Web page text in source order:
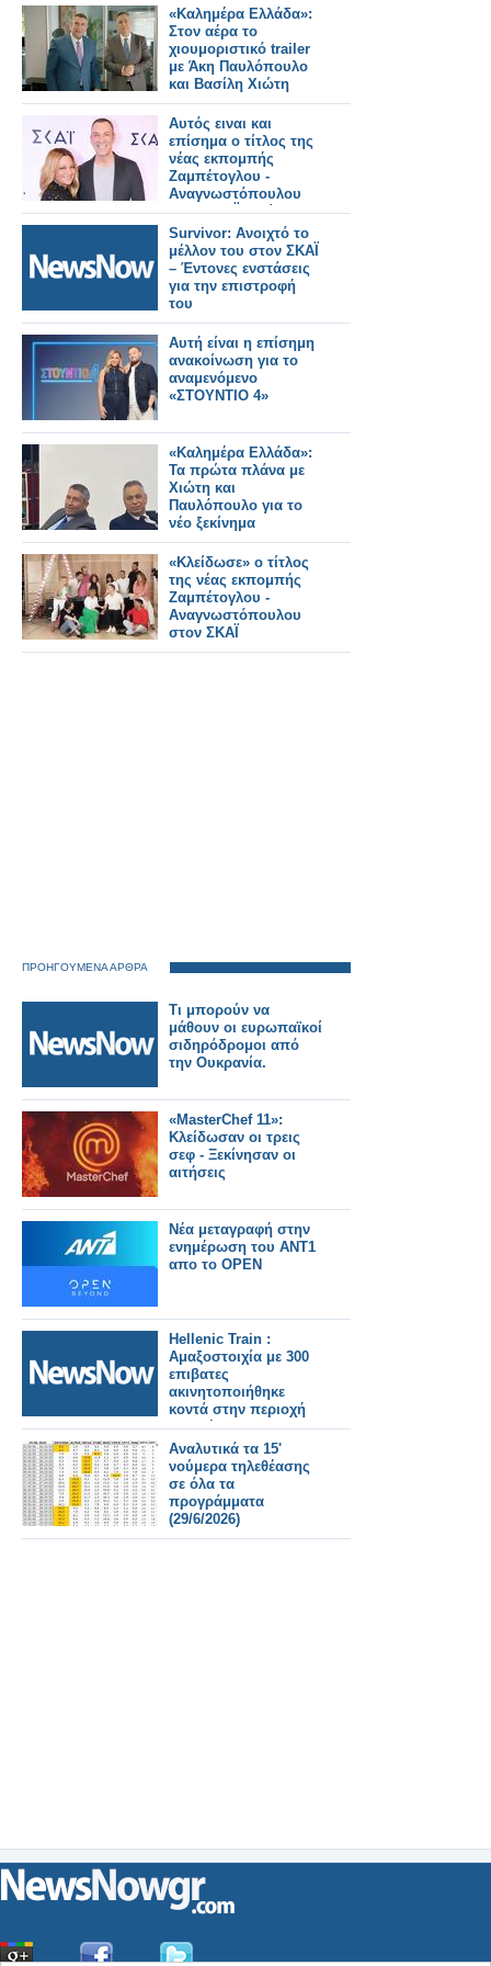
«Καλημέρα Ελλάδα»:
Στον αέρα το
χιουμοριστικό trailer
με Άκη Παυλόπουλο
και Βασίλη Χιώτη
Αυτός ειναι και
επίσημα ο τίτλος της
νέας εκπομπής
Ζαμπέτογλου -
Αναγνωστόπουλου
στον ΣΚΑΪ - Δείτε το
τρειλερ
Survivor: Ανοιχτό το
μέλλον του στον ΣΚΑΪ
– Έντονες ενστάσεις
για την επιστροφή
του
Αυτή είναι η επίσημη
ανακοίνωση για το
αναμενόμενο
«ΣΤΟΥΝΤΙΟ 4»
«Καλημέρα Ελλάδα»:
Τα πρώτα πλάνα με
Χιώτη και
Παυλόπουλο για το
νέο ξεκίνημα
«Κλείδωσε» ο τίτλος
της νέας εκπομπής
Ζαμπέτογλου -
Αναγνωστόπουλου
στον ΣΚΑΪ
ΠΡΟΗΓΟΥΜΕΝΑ ΑΡΘΡΑ
Τι μπορούν να
μάθουν οι ευρωπαϊκοί
σιδηρόδρομοι από
την Ουκρανία.
«MasterChef 11»:
Κλείδωσαν οι τρεις
σεφ - Ξεκίνησαν οι
αιτήσεις
Νέα μεταγραφή στην
ενημέρωση του ΑΝΤ1
απο το OPEN
Hellenic Train :
Αμαξοστοιχία με 300
επιβατες
ακινητοποιήθηκε
κοντά στην περιοχή
της σήραγγας
Όθρυος, λόγω
τεχνικού
προβλήματος.
Αναλυτικά τα 15'
νούμερα τηλεθέασης
σε όλα τα
προγράμματα
(29/6/2026)